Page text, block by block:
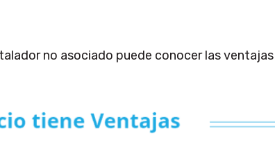
no asociado puede conocer las